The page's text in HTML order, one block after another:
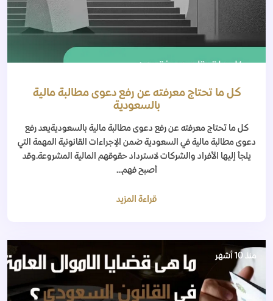
كل ما تحتاج معرفته عن رفع دعوى مطالبة مالية
بالسعودية
كل ما تحتاج معرفته عن رفع دعوى مطالبة مالية بالسعوديةيعد رفع
دعوى مطالبة مالية في السعودية ضمن الإجراءات القانونية المهمة التي
يلجأ إليها الأفراد والشركات لاسترداد حقوقهم المالية المشروعة.وقد
أصبح فهم...
قراءة المزيد
منذ 10 أشهر